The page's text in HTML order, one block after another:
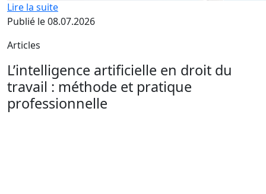
Lire la suite
Publié le 08.07.2026
Articles
L’intelligence artificielle en droit du
travail : méthode et pratique
professionnelle